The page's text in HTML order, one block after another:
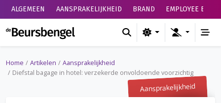
ALGEMEEN AANSPRAKELIJKHEID BRAND EMPLOYEE
de Beursbengel
Home Artikelen
Aansprakelijkheid
Diefstal bagage in hotel: verzekerde onvoldoende voorzichtig
Aansprakelijkheid